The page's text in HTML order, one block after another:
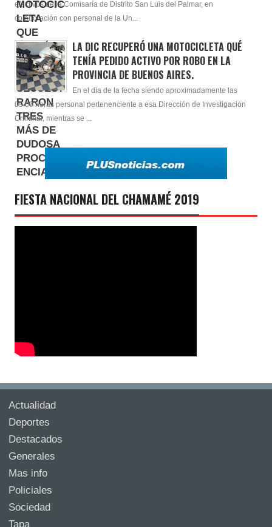
efectivos de la Comisaría de Distrito San Luis del Palmar, en
colaboración con personal de la Un...
LA DIC RECUPERÓ UNA MOTOCICLETA QUÉ
TENÍA PEDIDO ACTIVO POR ROBO EN LA
PROVINCIA DE BUENOS AIRES.
En el dia de la fecha siendo aproximadamente las
09:00 horas personal pertenenciente a esa Dirección de Investigación
Criminal, mientras se ...
FIESTA NACIONAL DEL CHAMAMÉ 2019
Actualidad
Deportes
Destacados
Generales
Mas info
Policiales
Sociedad
Tapa